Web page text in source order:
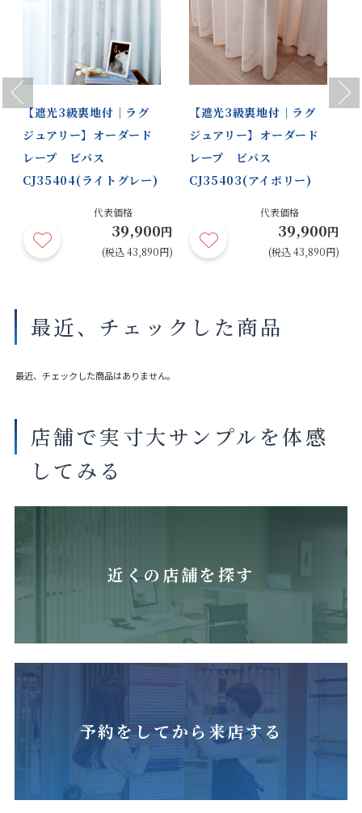
Previous
【遮光3級裏地付｜ラグ
ジュアリー】オーダード
レープ ビバス
CJ35404(ライトグレー)
代表価格
39,900円
(税込 43,890円)
【遮光3級裏地付｜ラグ
ジュアリー】オーダード
レープ ビバス
CJ35403(アイボリー)
代表価格
39,900円
(税込 43,890円)
Next
最近、チェックした商品
最近、チェックした商品はありません。
店舗で実寸大サンプルを体感
してみる
近くの店舗を探す
予約をしてから来店する